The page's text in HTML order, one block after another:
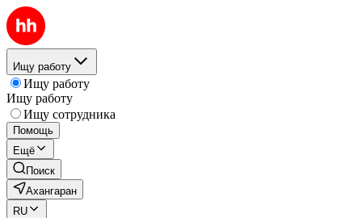
Ищу работу
Ищу работу
Ищу работу
Ищу сотрудника
Помощь
Ещё
Поиск
Ахангаран
RU